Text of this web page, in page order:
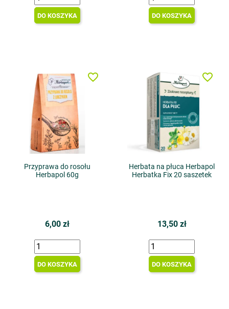
DO KOSZYKA DO KOSZYKA
Przyprawa do rosołu
Herbapol 60g
6,00 zł
DO KOSZYKA
favorite_border
Herbata na płuca Herbapol
Herbatka Fix 20 saszetek
13,50 zł
DO KOSZYKA
favorite_border